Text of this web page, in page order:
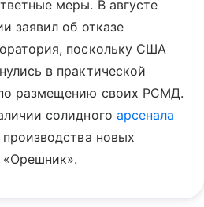
меры. В августе
заявил об отказе
поскольку США
в практической
размещению своих РСМД.
солидного арсенала
новых
«Орешник».